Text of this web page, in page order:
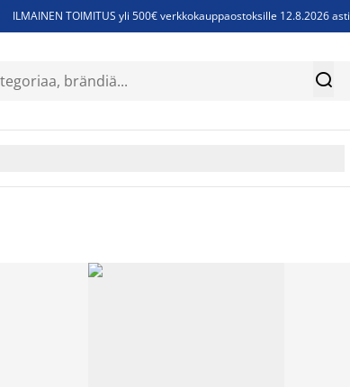
ILMAINEN TOIMITUS yli 500€ verkkokauppaostoksille 12.8.2026 asti
Sijauspatjoja - Säästä jopa 60% 